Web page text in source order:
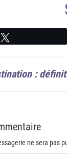
:
ne sera pas